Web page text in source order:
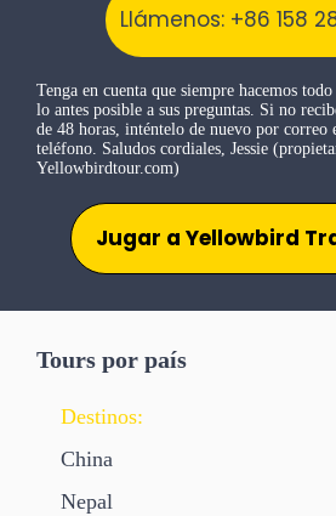
Tours por país
Destinos:
China
Nepal
Llámenos: +86 158
Tenga en cuenta que siempre hacemos
lo antes posible a sus preguntas. Si no
de 48 horas, inténtelo de nuevo por correo
teléfono. Saludos cordiales, Jessie
Yellowbirdtour.com)
Jugar a Yellowbird